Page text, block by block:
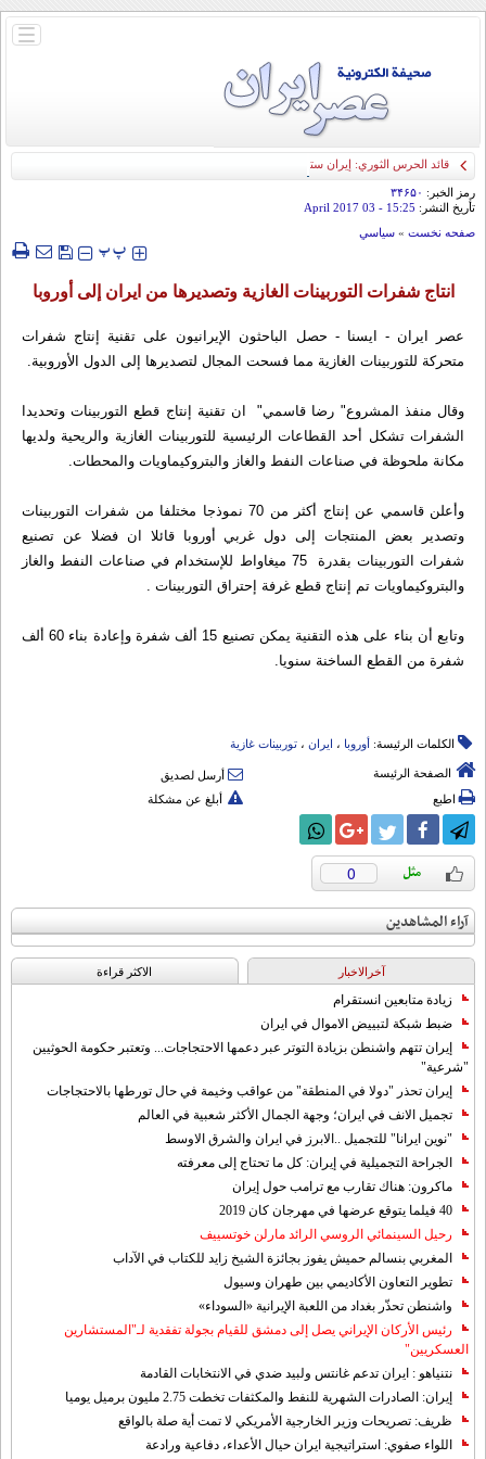
باز
قائد الحرس الثوري: إيران ستدمر أمريكا وإسرائيل والسعودية إذا تجاوزت خطوط طهران
الحمراء
رمز الخبر: ۳۴۶۵۰
تأريخ النشر: 15:25
- 03 April 2017
صفحه نخست » سياسي
‍‍‍ پپ
انتاج شفرات التوربینات الغازیة وتصدیرها من ايران إلی أوروبا
عصر ايران - ايسنا - حصل الباحثون الإيرانیون علی تقنیة إنتاج شفرات
متحرکة للتوربینات الغازیة مما فسحت المجال لتصدیرها إلی الدول الأوروبیة.
وقال منفذ المشروع" رضا قاسمي" ان تقنیة إنتاج قطع التوربینات وتحدیدا
الشفرات تشکل أحد القطاعات الرئیسیة للتوربینات الغازیة والریحیة ولدیها
مکانة ملحوظة في صناعات النفط والغاز والبتروکیماویات والمحطات.
وأعلن قاسمي عن إنتاج أکثر من 70 نموذجا مختلفا من شفرات التوربینات
وتصدیر بعض المنتجات إلی دول غربي أوروبا قائلا ان فضلا عن تصنیع
شفرات التوربینات بقدرة 75 میغاواط للإستخدام في صناعات النفط والغاز
والبتروکیماویات تم إنتاج قطع غرفة إحتراق التوربینات .
وتابع أن بناء علی هذه التقنیة یمکن تصنیع 15 ألف شفرة وإعادة بناء 60 ألف
شفرة من القطع الساخنة سنویا.
الكلمات الرئيسة: أوروبا ، ایران ، توربینات غازیة
الصفحة الرئيسة
أرسل لصديق
اطبع
أبلغ عن مشكلة
0
آراء المشاهدين
آخرالاخبار الاکثر قراءة
زيادة متابعين انستقرام
ضبط شبكة لتبييض الاموال في ايران
إيران تتهم واشنطن بزيادة التوتر عبر دعمها الاحتجاجات... وتعتبر حكومة الحوثيين
"شرعية"
إيران تحذر "دولا في المنطقة" من عواقب وخيمة في حال تورطها بالاحتجاجات
تجميل الانف في ايران؛ وجهة الجمال الأكثر شعبية في العالم
"نوين ايرانا" للتجميل ..الابرز في ايران والشرق الاوسط
الجراحة التجميلية في إيران: كل ما تحتاج إلى معرفته
ماكرون: هناك تقارب مع ترامب حول إيران
40 فيلما يتوقع عرضها في مهرجان كان 2019
رحيل السينمائي الروسي الرائد مارلن خوتسييف
المغربي بنسالم حميش يفوز بجائزة الشيخ زايد للكتاب في الآداب
تطوير التعاون الأكاديمي بين طهران وسيول
واشنطن تحذّر بغداد من اللعبة الإيرانية «السوداء»
رئيس الأركان الإيراني يصل إلى دمشق للقيام بجولة تفقدية لـ"المستشارين
العسكريين"
نتنياهو : ايران تدعم غانتس ولبيد ضدي في الانتخابات القادمة
إيران: الصادرات الشهریة للنفط والمكثفات تخطت 2.75 مليون برميل يوميا
ظريف: تصريحات وزير الخارجية الأمريكي لا تمت أية صلة بالواقع
اللواء صفوي: استراتيجية ايران حيال الأعداء، دفاعية ورادعة